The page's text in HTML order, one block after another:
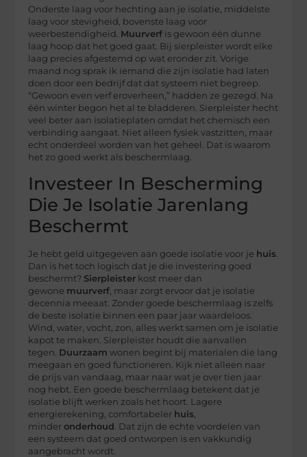
Onderste laag voor hechting aan je isolatie, middelste
laag voor stevigheid, bovenste laag voor
weerbestendigheid. Muurverf is gewoon één dunne
laag hoop dat het goed gaat. Bij sierpleister wordt elke
laag precies afgestemd op wat eronder zit. Vorige
maand nog sprak ik iemand die zijn isolatie had laten
doen door een bedrijf dat dat systeem niet begreep.
“Gewoon even verf eroverheen,” hadden ze gezegd. Na
één winter begon het al te bladderen. Sierpleister hecht
veel beter aan isolatieplaten omdat het chemisch een
verbinding aangaat. Niet alleen fysiek vastzitten, maar
echt onderdeel worden van het geheel. Dat is waarom
het zo goed werkt als beschermlaag.
Investeer In Bescherming
Die Je Isolatie Jarenlang
Beschermt
Je hebt geld uitgegeven aan goede isolatie voor je huis
Dan is het toch logisch dat je die investering goed
beschermt? Sierpleister kost meer dan
gewone muurverf , maar zorgt ervoor dat je isolatie
decennia meeaat. Zonder goede beschermlaag is zelfs
de beste isolatie binnen een paar jaar waardeloos.
Wind, water, vocht, zon, alles werkt samen om je isolatie
kapot te maken. Sierpleister houdt die aanvallen
tegen. Duurzaam wonen begint bij materialen die lang
meegaan en goed functioneren. Kijk niet alleen naar
de prijs van vandaag, maar naar wat je over tien jaar
nog hebt. Een goede beschermlaag betekent dat je
isolatie blijft werken zoals het hoort. Lagere
energierekening, comfortabeler huis
minderonderhoud . Dat zijn de echte voordelen van
een systeem dat goed ontworpen is en vakkundig
aangebracht wordt.